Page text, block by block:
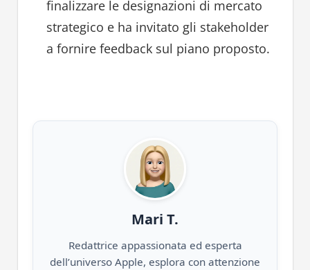
finalizzare le designazioni di mercato
strategico e ha invitato gli stakeholder
a fornire feedback sul piano proposto.
Mari T.
Redattrice appassionata ed esperta
dell’universo Apple, esplora con attenzione